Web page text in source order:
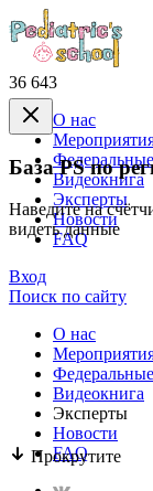
36 643
База PS по
Наведите на
видеть данные
Прокрутите
О нас
Видеокнига
Эксперты
Новости
FAQ
Вход
Поиск по сайту
О нас
Видеокнига
Эксперты
Новости
FAQ